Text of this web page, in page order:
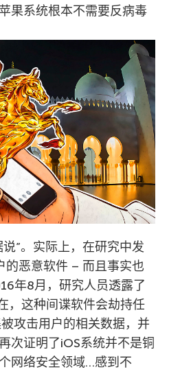
果系统根本不需要反病毒
”。实际上，在研究中发
的恶意软件 – 而且事实也
年8月，研究人员透露了
，这种间谍软件会劫持任
攻击用户的相关数据，并
次证明了iOS系统并不是铜
网络安全领域…感到不